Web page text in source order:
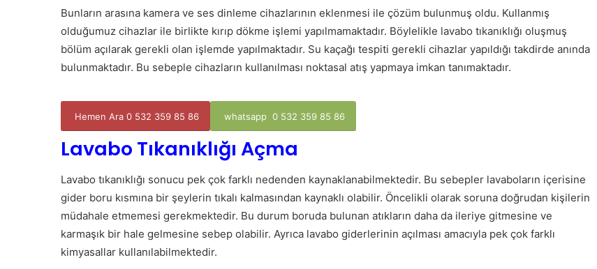
Bunların arasına kamera ve ses dinleme cihazlarının eklenmesi ile çözüm bulunmuş oldu. Kullanmış
olduğumuz cihazlar ile birlikte kırıp dökme işlemi yapılmamaktadır. Böylelikle lavabo tıkanıklığı oluşmuş
bölüm açılarak gerekli olan işlemde yapılmaktadır. Su kaçağı tespiti gerekli cihazlar yapıldığı takdirde anında
bulunmaktadır. Bu sebeple cihazların kullanılması noktasal atış yapmaya imkan tanımaktadır.
Hemen Ara 0 532 359 85 86 whatsapp 0 532 359 85 86
Lavabo Tıkanıklığı Açma
Lavabo tıkanıklığı sonucu pek çok farklı nedenden kaynaklanabilmektedir. Bu sebepler lavaboların içerisine
gider boru kısmına bir şeylerin tıkalı kalmasından kaynaklı olabilir. Öncelikli olarak soruna doğrudan kişilerin
müdahale etmemesi gerekmektedir. Bu durum boruda bulunan atıkların daha da ileriye gitmesine ve
karmaşık bir hale gelmesine sebep olabilir. Ayrıca lavabo giderlerinin açılması amacıyla pek çok farklı
kimyasallar kullanılabilmektedir.